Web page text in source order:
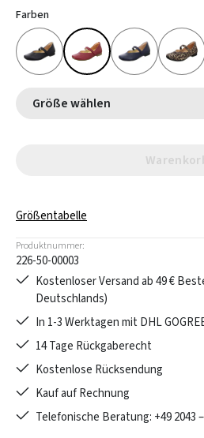
Farben
Größe wählen
Größentabelle
Produktnummer:
226-50-00003
Kostenloser Versand ab 49 €
Deutschlands)
In 1-3 Werktagen mit DHL
14 Tage Rückgaberecht
Kostenlose Rücksendung
Kauf auf Rechnung
Telefonische Beratung: +49 2043 –